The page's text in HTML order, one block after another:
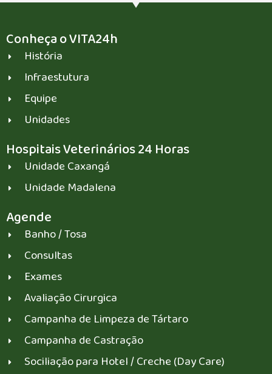
Conheça o VITA24h
História
Infraestutura
Equipe
Unidades
Hospitais Veterinários 24 Horas
Unidade Caxangá
Unidade Madalena
Agende
Banho / Tosa
Consultas
Exames
Avaliação Cirurgica
Campanha de Limpeza de Tártaro
Campanha de Castração
Sociliação para Hotel / Creche (Day Care)